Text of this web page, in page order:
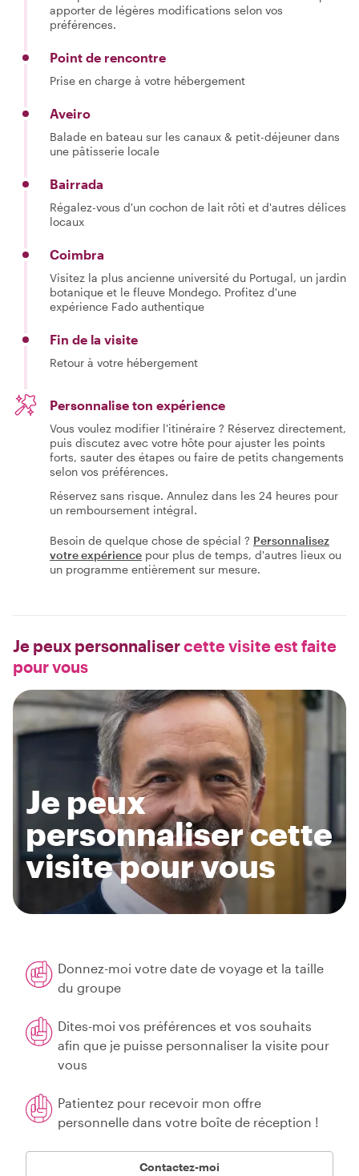
apporter de légères modifications selon vos
préférences.
Point de rencontre
Prise en charge à votre hébergement
Aveiro
Balade en bateau sur les canaux & petit-déjeuner dans
une pâtisserie locale
Bairrada
Régalez-vous d'un cochon de lait rôti et d'autres délices
locaux
Coimbra
Visitez la plus ancienne université du Portugal, un jardin
botanique et le fleuve Mondego. Profitez d'une
expérience Fado authentique
Fin de la visite
Retour à votre hébergement
Personnalise ton expérience
Vous voulez modifier l'itinéraire ? Réservez directement,
puis discutez avec votre hôte pour ajuster les points
forts, sauter des étapes ou faire de petits changements
selon vos préférences.
Réservez sans risque. Annulez dans les 24 heures pour
un remboursement intégral.
Besoin de quelque chose de spécial ? Personnalisez
votre expérience pour plus de temps, d'autres lieux ou
un programme entièrement sur mesure.
Je peux personnalisercette visite est faite
pour vous
Je peux
personnaliser cette
visite pour vous
Donnez-moi votre date de voyage et la taille
du groupe
Dites-moi vos préférences et vos souhaits
afin que je puisse personnaliser la visite pour
vous
Patientez pour recevoir mon offre
personnelle dans votre boîte de réception !
Contactez-moi